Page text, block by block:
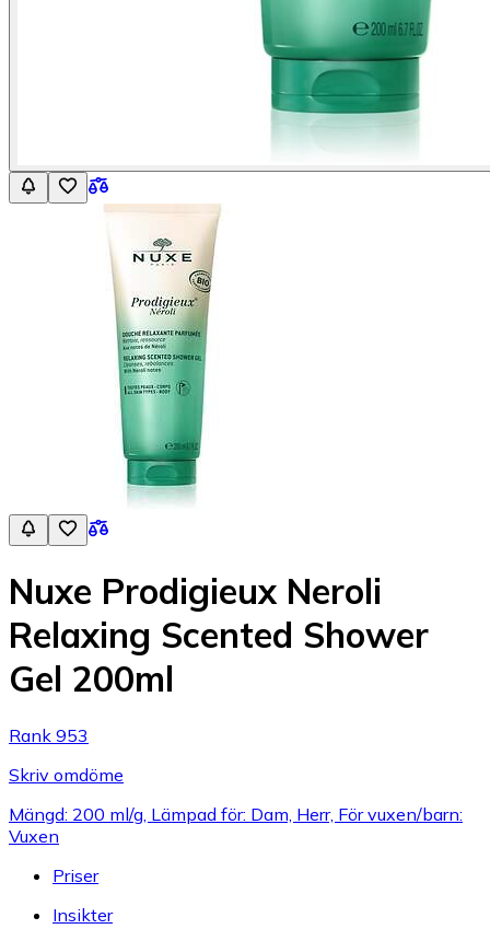
Nuxe Prodigieux Neroli
Relaxing Scented Shower
Gel 200ml
Rank 953
Skriv omdöme
Mängd: 200 ml/g, Lämpad för: Dam, Herr, För vuxen/barn:
Vuxen
Priser
Insikter